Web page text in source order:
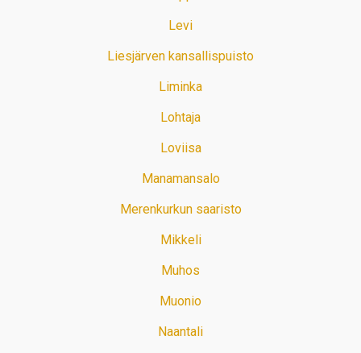
Levi
Liesjärven kansallispuisto
Liminka
Lohtaja
Loviisa
Manamansalo
Merenkurkun saaristo
Mikkeli
Muhos
Muonio
Naantali